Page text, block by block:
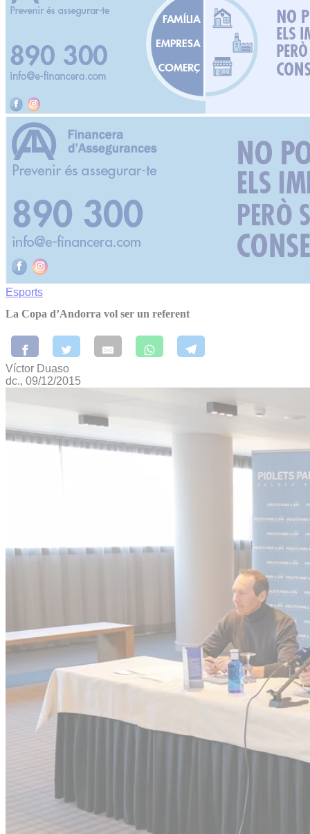
Esports
La Copa d’Andorra vol ser un referent
Víctor Duaso
dc., 09/12/2015